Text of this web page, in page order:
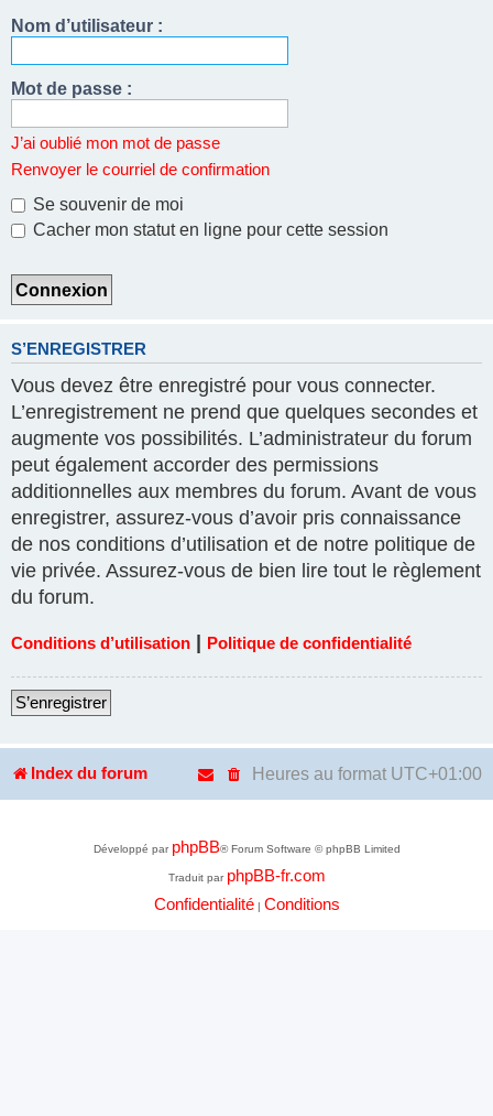
Nom d’utilisateur :
Mot de passe :
J’ai oublié mon mot de passe
Renvoyer le courriel de confirmation
Se souvenir de moi
Cacher mon statut en ligne pour cette session
S’ENREGISTRER
Vous devez être enregistré pour vous connecter.
L’enregistrement ne prend que quelques secondes et
augmente vos possibilités. L’administrateur du forum
peut également accorder des permissions
additionnelles aux membres du forum. Avant de vous
enregistrer, assurez-vous d’avoir pris connaissance
de nos conditions d’utilisation et de notre politique de
vie privée. Assurez-vous de bien lire tout le règlement
du forum.
Conditions d’utilisation Politique de confidentialité
S’enregistrer
Index du forum Heures au format UTC+01:00
Développé par phpBB® Forum Software © phpBB Limited
Traduit par phpBB-fr.com
Confidentialité| Conditions